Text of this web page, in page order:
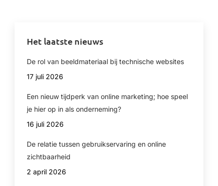
Het laatste nieuws
De rol van beeldmateriaal bij technische websites
17 juli 2026
Een nieuw tijdperk van online marketing; hoe speel
je hier op in als onderneming?
16 juli 2026
De relatie tussen gebruikservaring en online
zichtbaarheid
2 april 2026